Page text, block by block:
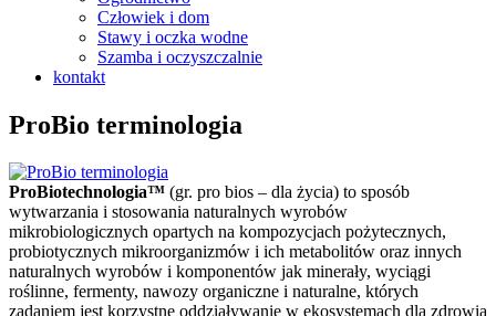
Człowiek i dom
Stawy i oczka wodne
Szamba i oczyszczalnie
kontakt
ProBio terminologia
ProBiotechnologia™ (gr. pro bios – dla życia) to sposób
wytwarzania i stosowania naturalnych wyrobów
mikrobiologicznych opartych na kompozycjach pożytecznych,
probiotycznych mikroorganizmów i ich metabolitów oraz innych
naturalnych wyrobów i komponentów jak minerały, wyciągi
roślinne, fermenty, nawozy organiczne i naturalne, których
zadaniem jest korzystne oddziaływanie w ekosystemach dla zdrowia